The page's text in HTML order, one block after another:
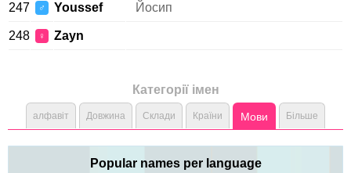
247 ♂ Youssef Йосип
248 ♀ Zayn
Категорії імен
алфавіт Довжина Склади Країни Мови Більше
Popular names per language